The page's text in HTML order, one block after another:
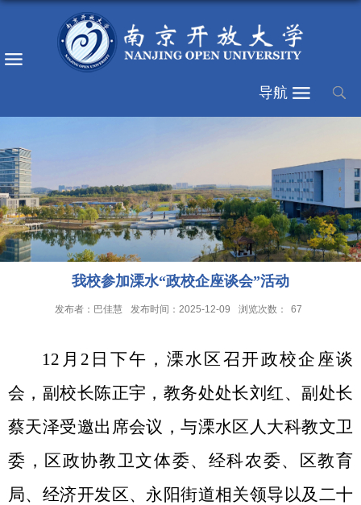
导航
我校参加溧水“政校企座谈会”活动
发布者：巴佳慧 发布时间：2025-12-09 浏览次数： 67
12 月 2 日下午，溧水区召开政校企座谈
会，副校长陈正宇，教务处处长刘红、副处长
蔡天泽受邀出席会议，与溧水区人大科教文卫
委，区政协教卫文体委、经科农委、区教育
局、经济开发区、永阳街道相关领导以及二十